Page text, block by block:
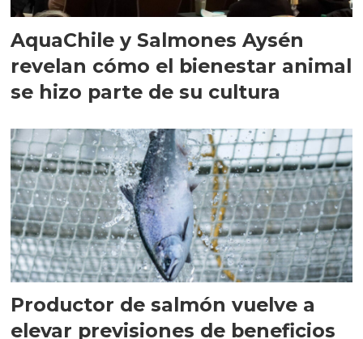
AquaChile y Salmones Aysén
revelan cómo el bienestar animal
se hizo parte de su cultura
Productor de salmón vuelve a
elevar previsiones de beneficios